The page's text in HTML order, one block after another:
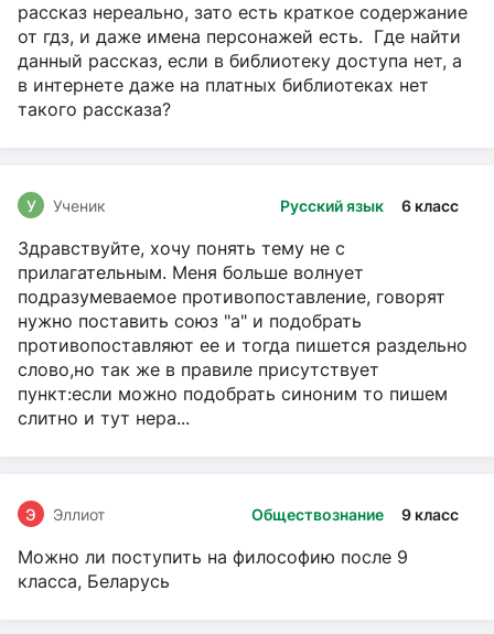
рассказ нереально, зато есть краткое содержание
от гдз, и даже имена персонажей есть. Где найти
данный рассказ, если в библиотеку доступа нет, а
в интернете даже на платных библиотеках нет
такого рассказа?
Русский язык 6 класс
У Ученик
Здравствуйте, хочу понять тему не с
прилагательным. Меня больше волнует
подразумеваемое противопоставление, говорят
нужно поставить союз "а" и подобрать
противопоставляют ее и тогда пишется раздельно
слово,но так же в правиле присутствует
пункт:если можно подобрать синоним то пишем
слитно и тут нера...
Обществознание 9 класс
Э Эллиот
Можно ли поступить на философию после 9
класса, Беларусь